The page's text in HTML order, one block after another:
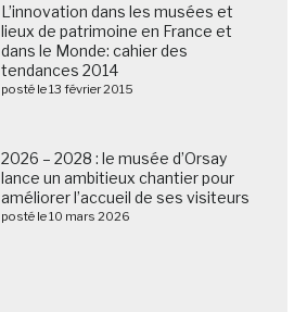
L’innovation dans les musées et
lieux de patrimoine en France et
dans le Monde: cahier des
tendances 2014
posté le 13 février 2015
2026 – 2028 : le musée d’Orsay
lance un ambitieux chantier pour
améliorer l’accueil de ses visiteurs
posté le 10 mars 2026